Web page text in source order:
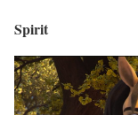
Spirit